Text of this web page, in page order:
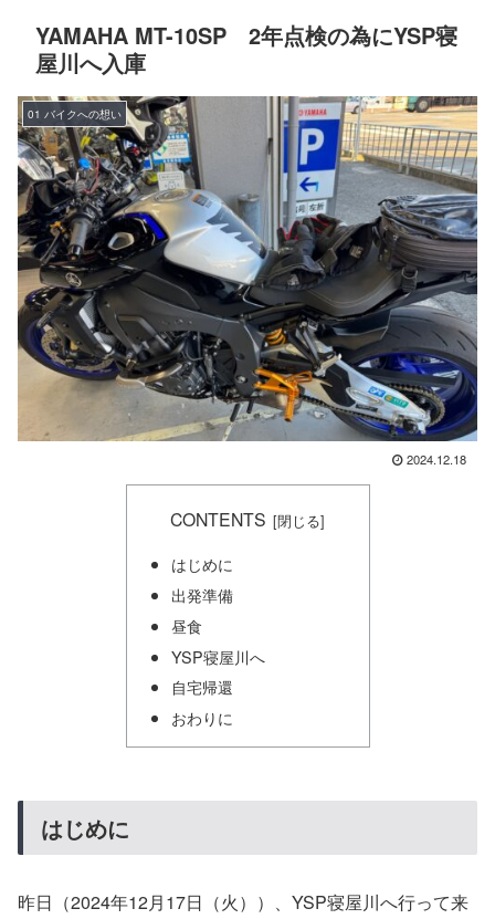
YAMAHA MT-10SP 2年点検の為にYSP寝
屋川へ入庫
01 バイクへの想い
2024.12.18
CONTENTS
はじめに
出発準備
昼食
YSP寝屋川へ
自宅帰還
おわりに
はじめに
昨日（2024年12月17日（火））、YSP寝屋川へ行って来